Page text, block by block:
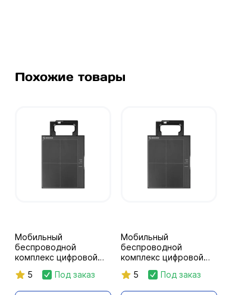
Похожие товары
Мобильный
беспроводной
комплекс цифровой
25 5 Под заказ
Мобильный
беспроводной
комплекс цифровой
20 5 Под заказ